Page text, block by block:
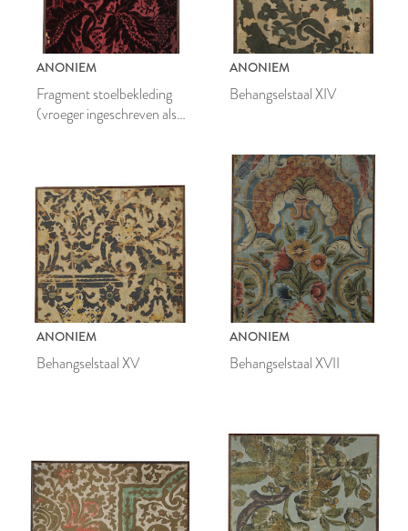
ANONIEM
Fragment stoelbekleding
(vroeger ingeschreven als
ANONIEM
Behangselstaal XIV
ANONIEM
Behangselstaal XV
ANONIEM
Behangselstaal XVII